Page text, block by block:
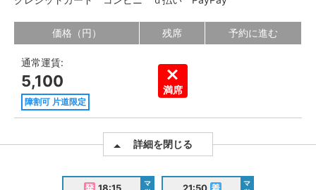
価格（円） 残席 予約に進む
通常運賃:
5,100
障割可 片道限定
満席
詳細を閉じる
マ
マ